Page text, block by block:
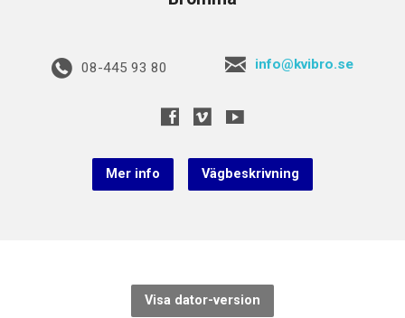
08-445 93 80 info@kvibro.se
Mer info Vägbeskrivning
Visa dator-version